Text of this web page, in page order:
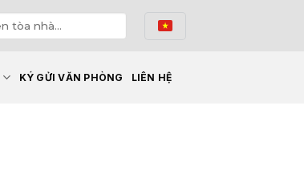
KÝ GỬI VĂN PHÒNG LIÊN HỆ